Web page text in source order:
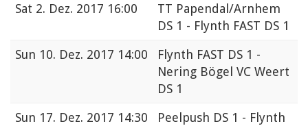
Sat 2. Dez. 2017 16:00
TT Papendal/Arnhem
DS 1 - Flynth FAST DS 1
Sun 10. Dez. 2017 14:00
Flynth FAST DS 1 -
Nering Bögel VC Weert
DS 1
Sun 17. Dez. 2017 14:30
Peelpush DS 1 - Flynth